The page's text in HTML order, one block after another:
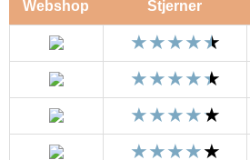
Webshop Stjerner